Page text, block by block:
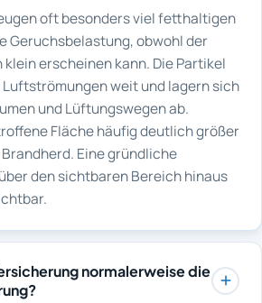
oft besonders viel fetthaltigen
Geruchsbelastung, obwohl der
erscheinen kann. Die Partikel
weit und lagern sich
und Lüftungswegen ab.
Fläche häufig deutlich größer
Eine gründliche
den sichtbaren Bereich hinaus
normalerweise die